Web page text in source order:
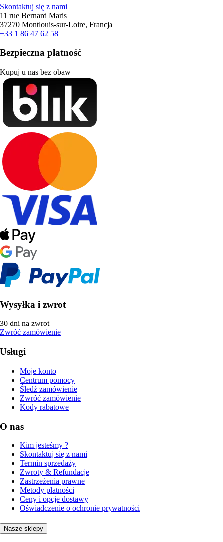
Skontaktuj się z nami
11 rue Bernard Maris
37270 Montlouis-sur-Loire, Francja
+33 1 86 47 62 58
Bezpieczna płatność
Kupuj u nas bez obaw
Wysyłka i zwrot
30 dni na zwrot
Zwróć zamówienie
Usługi
Moje konto
Centrum pomocy
Śledź zamówienie
Zwróć zamówienie
Kody rabatowe
O nas
Kim jesteśmy ?
Skontaktuj się z nami
Termin sprzedaży
Zwroty & Refundacje
Zastrzeżenia prawne
Metody płatności
Ceny i opcje dostawy
Oświadczenie o ochronie prywatności
Nasze sklepy